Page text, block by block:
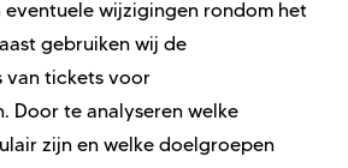
eventuele wijzigingen rondom het
gebruiken wij de
van tickets voor
Door te analyseren welke
zijn en welke doelgroepen